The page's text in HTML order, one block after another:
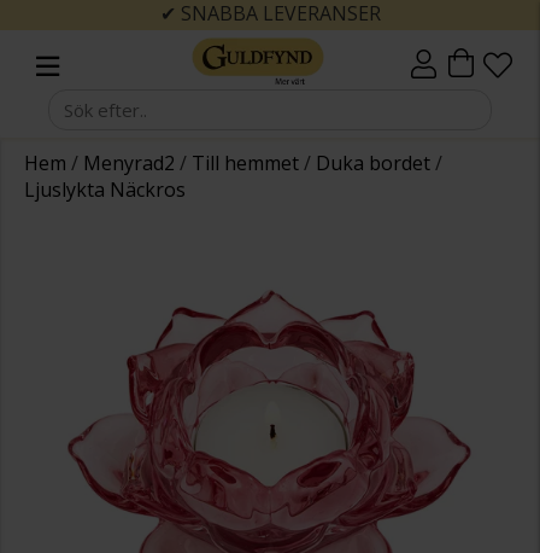
✔ SNABBA LEVERANSER
Hem / Menyrad2 / Till hemmet/ Duka bordet/
Ljuslykta Näckros